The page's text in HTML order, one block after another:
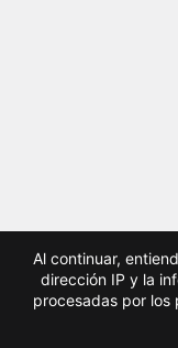
Al continuar,
dirección IP y la
procesadas por los